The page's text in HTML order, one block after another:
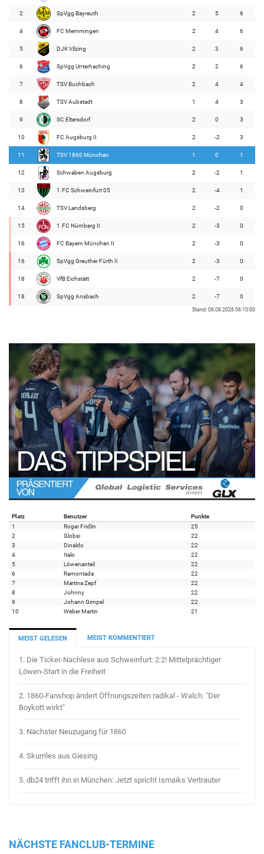
2 SpVgg Bayreuth 2 5 6
4 FC Memmingen 2 4 6
5 DJK Vilzing 2 3 6
6 SpVgg Unterhaching 2 2 6
7 TSV Buchbach 2 4 4
8 TSV Aubstadt 1 4 3
9 SC Eltersdorf 2 0 3
10 FC Augsburg II 2 -2 3
11 TSV 1860 München 1 0 1
12 Schwaben Augsburg 2 -2 1
13 1.FC Schweinfurt 05 2 -4 1
14 TSV Landsberg 2 -2 0
15 1.FC Nürnberg II 2 -3 0
16 FC Bayern München II 2 -3 0
16 SpVgg Greuther Fürth II 2 -3 0
18 VfB Eichstätt 2 -7 0
18 SpVgg Ansbach 2 -7 0
Stand: 06.08.2026 06:10:00
Platz Benutzer
Punkte
1
Roger Fridlin
25
2
Globsi
22
3
Dinaldo
22
4
Italo
22
5
Löwenanteil
22
6
Ramontada
22
7
Martina Zepf
22
8
Johnny
22
9
Johann Gimpel
22
10
Weber Martin 21
MEIST GELESEN MEIST KOMMENTIERT
1. Die Ticker-Nachlese aus Schweinfurt: 2:2! Mittelprächtiger
Löwen-Start in die Freiheit
2. 1860-Fanshop ändert Öffnungszeiten radikal - Walch: "Der
Boykott wirkt"
3. Nächster Neuzugang für 1860
4. Skurriles aus Giesing
5. db24 trifft ihn in München: Jetzt spricht Ismaiks Vertrauter
NÄCHSTE FANCLUB-TERMINE